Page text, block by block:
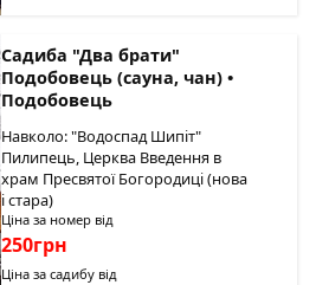
Садиба "Два брати"
Подобовець (сауна, чан) •
Подобовець
Навколо: "Водоспад Шипіт"
Пилипець, Церква Введення в
храм Пресвятої Богородиці (нова
і стара)
Ціна за номер від
250грн
Ціна за садибу від